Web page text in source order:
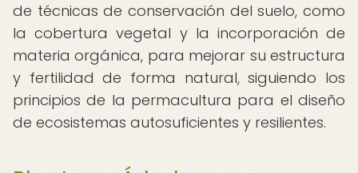
de técnicas de conservación del suelo, como
la cobertura vegetal y la incorporación de
materia orgánica, para mejorar su estructura
y fertilidad de forma natural, siguiendo los
principios de la permacultura para el diseño
de ecosistemas autosuficientes y resilientes.